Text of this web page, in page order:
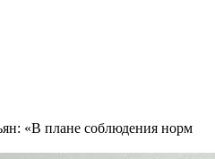
«В плане соблюдения норм